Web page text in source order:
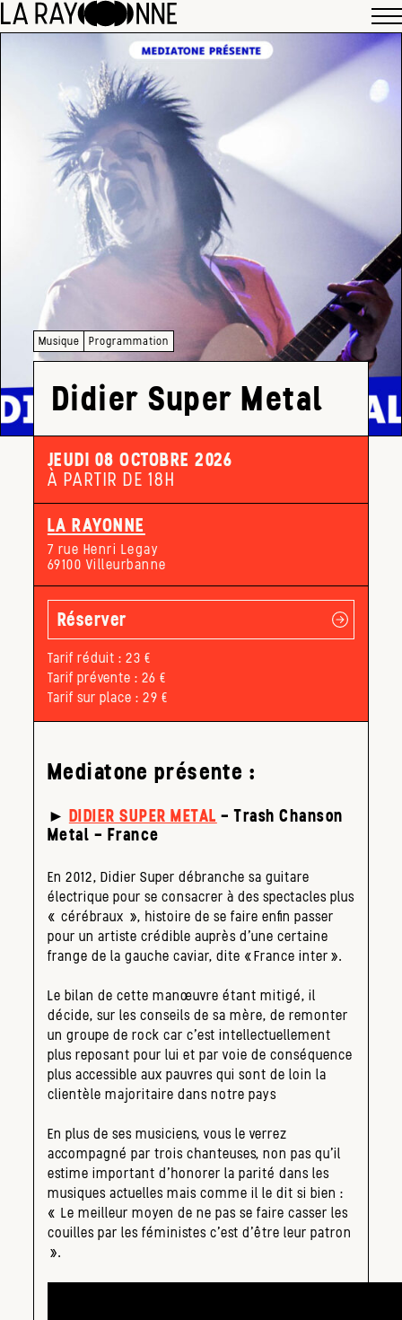
Musique Programmation
Didier Super Metal
JEUDI 08 OCTOBRE 2026
À PARTIR DE 18H
LA RAYONNE
7 rue Henri Legay
69100 Villeurbanne
Réserver
Tarif réduit : 23 €
Tarif prévente : 26 €
Tarif sur place : 29 €
Mediatone présente :
► DIDIER SUPER METAL – Trash Chanson
Metal – France
En 2012, Didier Super débranche sa guitare
électrique pour se consacrer à des spectacles plus
« cérébraux », histoire de se faire enfin passer
pour un artiste crédible auprès d’une certaine
frange de la gauche caviar, dite «France inter».
Le bilan de cette manœuvre étant mitigé, il
décide, sur les conseils de sa mère, de remonter
un groupe de rock car c’est intellectuellement
plus reposant pour lui et par voie de conséquence
plus accessible aux pauvres qui sont de loin la
clientèle majoritaire dans notre pays
En plus de ses musiciens, vous le verrez
accompagné par trois chanteuses, non pas qu’il
estime important d’honorer la parité dans les
musiques actuelles mais comme il le dit si bien :
« Le meilleur moyen de ne pas se faire casser les
couilles par les féministes c’est d’être leur patron
».